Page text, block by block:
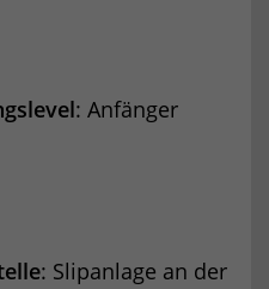
: Anfänger
: Slipanlage an der